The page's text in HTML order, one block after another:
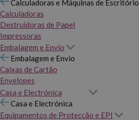
Calculadoras e Máquinas de Escritório
Calculadoras
Destruidoras de Papel
Impressoras
Embalagem e Envio
Embalagem e Envio
Caixas de Cartão
Envelopes
Casa e Electrónica
Casa e Electrónica
Equipamentos de Protecção e EPI